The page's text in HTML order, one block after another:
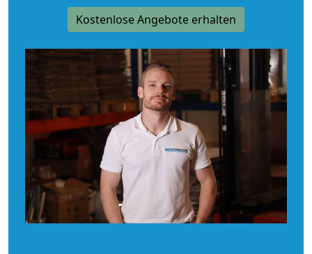
Kostenlose Angebote erhalten